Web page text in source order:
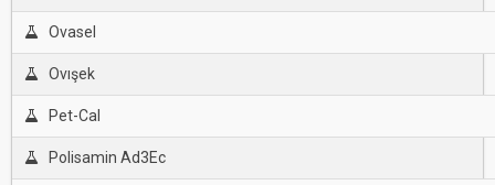
Ovasel
Ovışek
Pet-Cal
Polisamin Ad3Ec